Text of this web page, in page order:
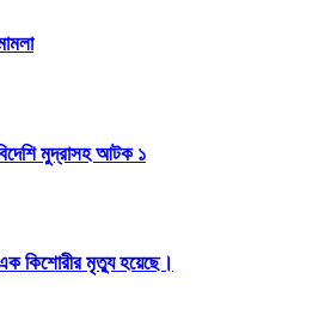
মুদ্রাসহ আটক ১
এক কিশোরীর মৃত্যু হয়েছে।